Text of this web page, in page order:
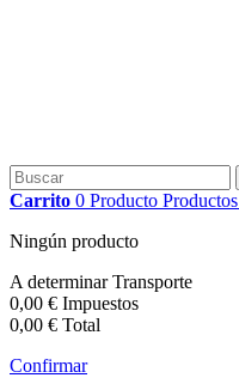
Carrito 0 Producto Productos
Ningún producto
A determinarTransporte
0,00 € Impuestos
0,00 € Total
Confirmar